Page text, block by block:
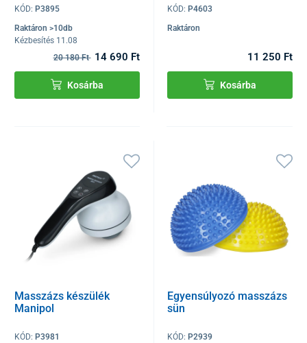
KÓD: P3895
Raktáron >10db
Kézbesítés 11.08
20 180 Ft 14 690 Ft
Kosárba
KÓD: P4603
Raktáron
11 250 Ft
Kosárba
Masszázs készülék
Manipol
KÓD: P3981
Egyensúlyozó masszázs
sün
KÓD: P2939